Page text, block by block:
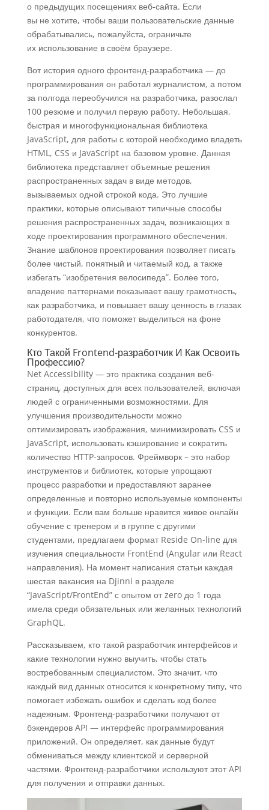
о предыдущих посещениях веб-сайта. Если
вы не хотите, чтобы ваши пользовательские данные
обрабатывались, пожалуйста, ограничьте
их использование в своём браузере.
Вот история одного фронтенд-разработчика — до
программирования он работал журналистом, а потом
за полгода переобучился на разработчика, разослал
100 резюме и получил первую работу. Небольшая,
быстрая и многофункциональная библиотека
JavaScript, для работы с которой необходимо владеть
HTML, CSS и JavaScript на базовом уровне. Данная
библиотека представляет объемные решения
распространенных задач в виде методов,
вызываемых одной строкой кода. Это лучшие
практики, которые описывают типичные способы
решения распространенных задач, возникающих в
ходе проектирования программного обеспечения.
Знание шаблонов проектирования позволяет писать
более чистый, понятный и читаемый код, а также
избегать “изобретения велосипеда”. Более того,
владение паттернами показывает вашу грамотность,
как разработчика, и повышает вашу ценность в глазах
работодателя, что поможет выделиться на фоне
конкурентов.
Кто Такой Frontend-разработчик И Как Освоить
Профессию?
Net Accessibility — это практика создания веб-
страниц, доступных для всех пользователей, включая
людей с ограниченными возможностями. Для
улучшения производительности можно
оптимизировать изображения, минимизировать CSS и
JavaScript, использовать кэширование и сократить
количество HTTP-запросов. Фреймворк – это набор
инструментов и библиотек, которые упрощают
процесс разработки и предоставляют заранее
определенные и повторно используемые компоненты
и функции. Если вам больше нравится живое онлайн
обучение с тренером и в группе с другими
студентами, предлагаем формат Reside On-line для
изучения специальности FrontEnd (Angular или React
направления). На момент написания статьи каждая
шестая вакансия на Djinni в разделе
“JavaScript/FrontEnd” с опытом от zero до 1 года
имела среди обязательных или желанных технологий
GraphQL.
Рассказываем, кто такой разработчик интерфейсов и
какие технологии нужно выучить, чтобы стать
востребованным специалистом. Это значит, что
каждый вид данных относится к конкретному типу, что
помогает избежать ошибок и сделать код более
надежным. Фронтенд-разработчики получают от
бэкендеров API — интерфейс программирования
приложений. Он определяет, как данные будут
обмениваться между клиентской и серверной
частями. Фронтенд-разработчики используют этот API
для получения и отправки данных.